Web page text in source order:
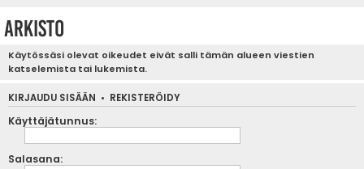
Arkisto
Käytössäsi olevat oikeudet eivät salli tämän alueen viestien
katselemista tai lukemista.
KIRJAUDU SISÄÄN • REKISTERÖIDY
Käyttäjätunnus:
Salasana: